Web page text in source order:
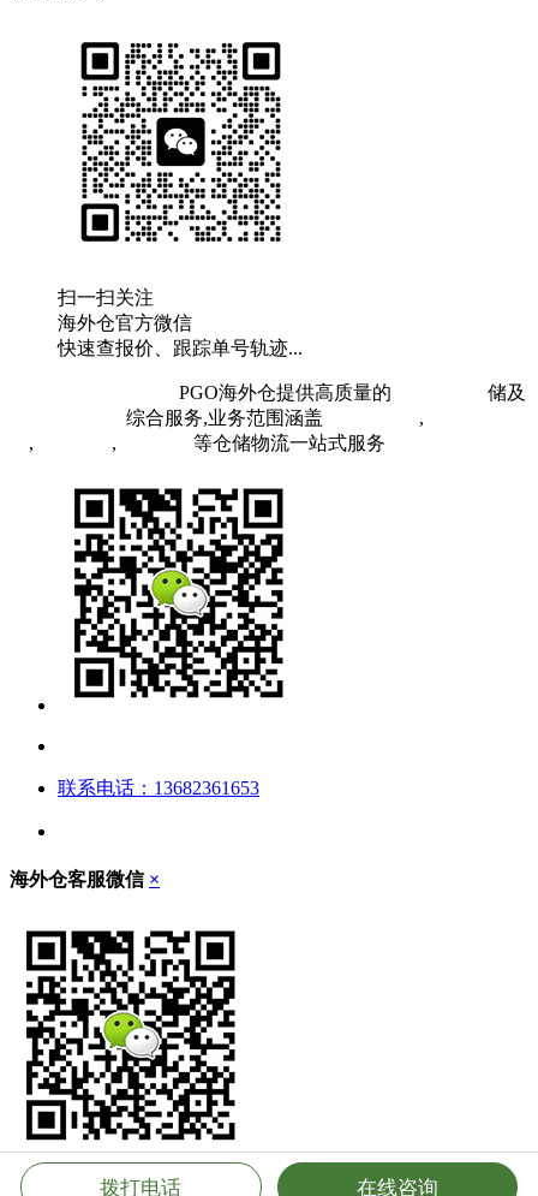
扫一扫关注
海外仓官方微信
快速查报价、跟踪单号轨迹...
PGO海外仓提供高质量的
储及
综合服务,业务范围涵盖 ,
, , 等仓储物流一站式服务
联系电话：13682361653
海外仓客服微信 ×
立即扫描，添加客服微信
拨打电话 在线咨询